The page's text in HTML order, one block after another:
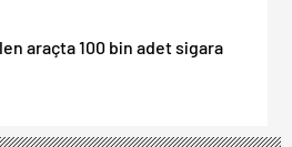
araçta 100 bin adet sigara